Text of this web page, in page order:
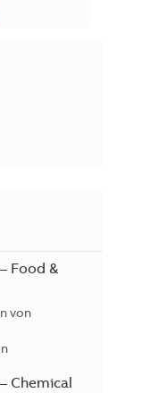
E-Mail
Food &
von
Chemical